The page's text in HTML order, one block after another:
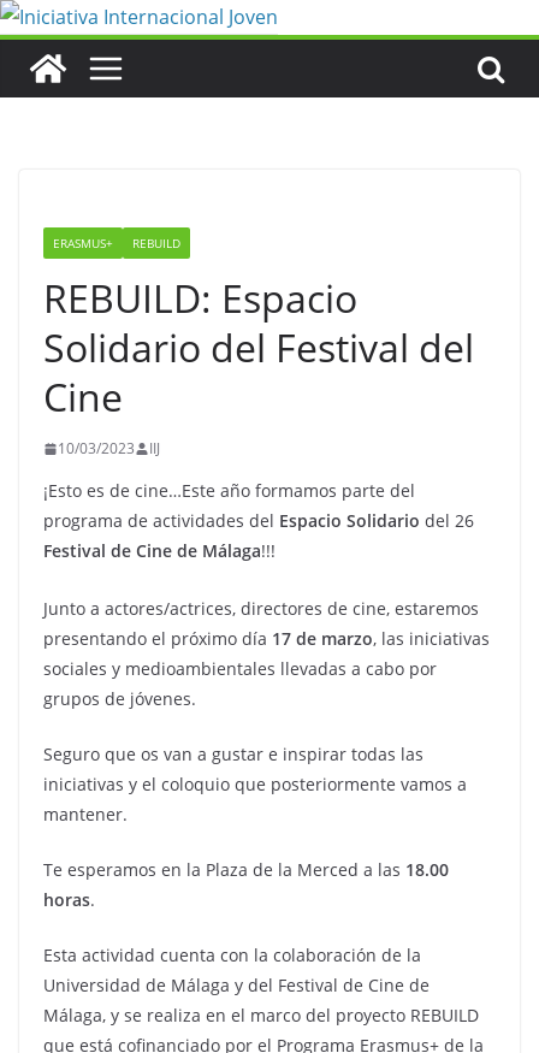
Saltar
contenido
ERASMUS+ REBUILD
REBUILD: Espacio
Solidario del Festival del
Cine
10/03/2023 IIJ
¡Esto es de cine…Este año formamos parte del
programa de actividades del Espacio Solidario del 26
Festival de Cine de Málaga!!!
Junto a actores/actrices, directores de cine, estaremos
presentando el próximo día 17 de marzo, las iniciativas
sociales y medioambientales llevadas a cabo por
grupos de jóvenes.
Seguro que os van a gustar e inspirar todas las
iniciativas y el coloquio que posteriormente vamos a
mantener.
Te esperamos en la Plaza de la Merced a las 18.00
horas.
Esta actividad cuenta con la colaboración de la
Universidad de Málaga y del Festival de Cine de
Málaga, y se realiza en el marco del proyecto REBUILD
que está cofinanciado por el Programa Erasmus+ de la